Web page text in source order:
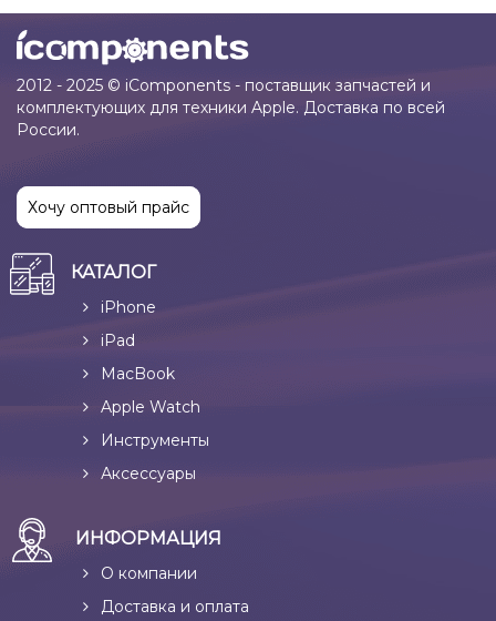
2012 - 2025 © iComponents - поставщик запчастей и
комплектующих для техники Apple. Доставка по всей
России.
Хочу оптовый прайс
КАТАЛОГ
iPhone
iPad
MacBook
Apple Watch
Инструменты
Аксессуары
ИНФОРМАЦИЯ
О компании
Доставка и оплата